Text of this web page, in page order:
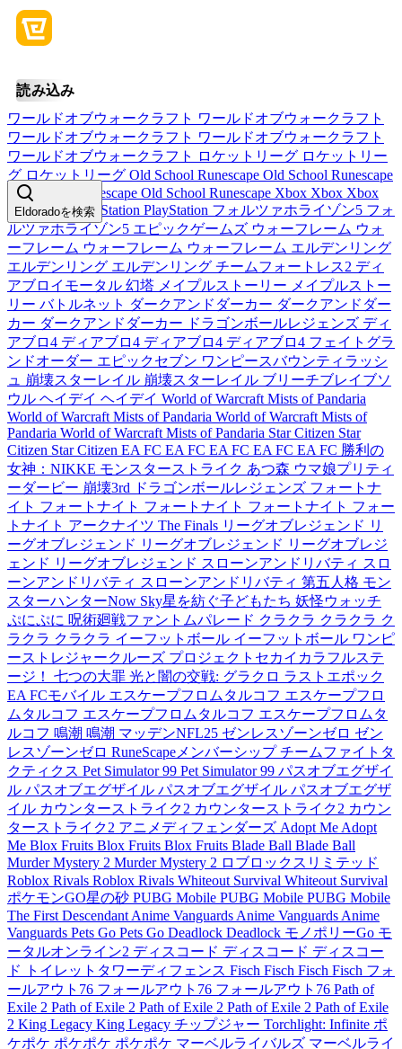
読み込み
Eldoradoを検索
ワールドオブウォークラフト ワールドオブウォークラフト
ワールドオブウォークラフト ワールドオブウォークラフト
ワールドオブウォークラフト
ロケットリーグ ロケットリー
グ ロケットリーグ Old School Runescape Old School Runescape
Old School Runescape Old School Runescape Xbox Xbox Xbox
PlayStationPlayStation PlayStation フォルツァホライゾン5 フォ
ルツァホライゾン5 エピックゲームズ ウォーフレーム ウォ
ーフレーム ウォーフレーム ウォーフレーム エルデンリング
エルデンリング エルデンリング チームフォートレス2 ディ
アブロイモータル 幻塔 メイプルストーリー メイプルストー
リー バトルネット ダークアンドダーカー ダークアンドダー
カー ダークアンドダーカー ドラゴンボールレジェンズ ディ
アブロ4 ディアブロ4 ディアブロ4 ディアブロ4 フェイトグラ
ンドオーダー エピックセブン ワンピースバウンティラッシ
ュ
崩壊スターレイル 崩壊スターレイル ブリーチブレイブソ
ウル ヘイデイ ヘイデイ World of Warcraft Mists of Pandaria
World of Warcraft Mists of Pandaria World of Warcraft Mists of
Pandaria World of Warcraft Mists of Pandaria Star Citizen Star
Citizen Star Citizen EA FC EA FC EA FC EA FC EA FC 勝利の
女神：NIKKE モンスターストライク あつ森 ウマ娘プリティ
ーダービー 崩壊3rd ドラゴンボールレジェンズ フォートナ
イト フォートナイト フォートナイト フォートナイト フォー
トナイト アークナイツ The Finals リーグオブレジェンド リ
ーグオブレジェンド リーグオブレジェンド リーグオブレジ
ェンド リーグオブレジェンド スローンアンドリバティ スロ
ーンアンドリバティ スローンアンドリバティ 第五人格 モン
スターハンターNow Sky星を紡ぐ子どもたち 妖怪ウォッチ
ぷにぷに 呪術廻戦ファントムパレード クラクラ クラクラ ク
ラクラ クラクラ イーフットボール イーフットボール ワンピ
ーストレジャークルーズ プロジェクトセカイカラフルステ
ージ！ 七つの大罪 光と闇の交戦: グラクロ ラストエポック
EA FCモバイル エスケープフロムタルコフ エスケープフロ
ムタルコフ エスケープフロムタルコフ エスケープフロムタ
ルコフ 鳴潮 鳴潮 マッデンNFL25 ゼンレスゾーンゼロ ゼン
レスゾーンゼロ RuneScapeメンバーシップチームファイトタ
クティクス Pet Simulator 99 Pet Simulator 99 パスオブエグザイ
ル パスオブエグザイル パスオブエグザイル パスオブエグザ
イル カウンターストライク2 カウンターストライク2 カウン
ターストライク2 アニメディフェンダーズ Adopt Me Adopt
Me Blox Fruits Blox Fruits Blox Fruits Blade Ball Blade Ball
Murder Mystery 2 Murder Mystery 2 ロブロックスリミテッド
Roblox Rivals Roblox Rivals Whiteout Survival Whiteout Survival
ポケモンGO星の砂 PUBG Mobile PUBG Mobile PUBG Mobile
The First Descendant Anime Vanguards Anime Vanguards Anime
Vanguards Pets Go Pets Go Deadlock Deadlock モノポリーGo モ
ータルオンライン2 ディスコード ディスコード ディスコー
ド
トイレットタワーディフェンス Fisch Fisch Fisch Fisch フォ
ールアウト76 フォールアウト76 フォールアウト76 Path of
Exile 2 Path of Exile 2 Path of Exile 2 Path of Exile 2 Path of Exile
2 King Legacy King Legacy チップジャー Torchlight: Infinite ポ
ケポケ ポケポケ ポケポケ マーベルライバルズ マーベルライ